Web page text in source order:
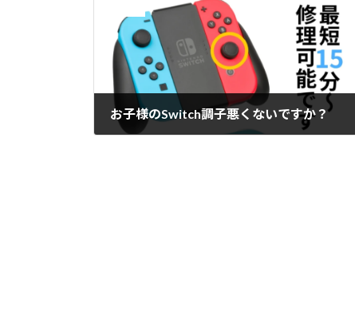
お子様のSwitch調子悪くないですか？